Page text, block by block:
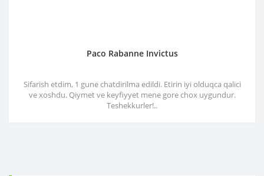
Paco Rabanne Invictus
Sifarish etdim, 1 gune chatdirilma edildi. Etirin iyi olduqca qalici
ve xoshdu. Qiymet ve keyfiyyet mene gore chox uygundur.
Teshekkurler!..